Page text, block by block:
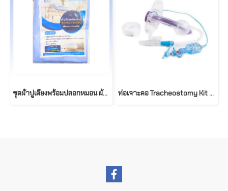
ชุดผ้าปูเตียงพร้อมปลอกหมอน ผ้าผสมคอตตอน T02-NC รุ่นมาตราฐาน 90x200cm ท่อเจาะคอ Tracheostomy Kit with SUCTIONAID®, 15mm Connector, and Soft-Seal® Cuff